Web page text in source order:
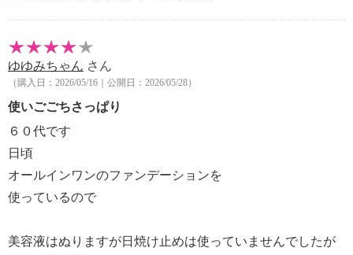
ゆゆみちゃん さん
（購入日：2026/05/16｜公開日：2026/05/28）
使いごごちさっぱり
６０代です
日頃
オールインワンのファンデーションを
使っているので
美容液はぬりますが日焼け止めは使っていませんでしたが